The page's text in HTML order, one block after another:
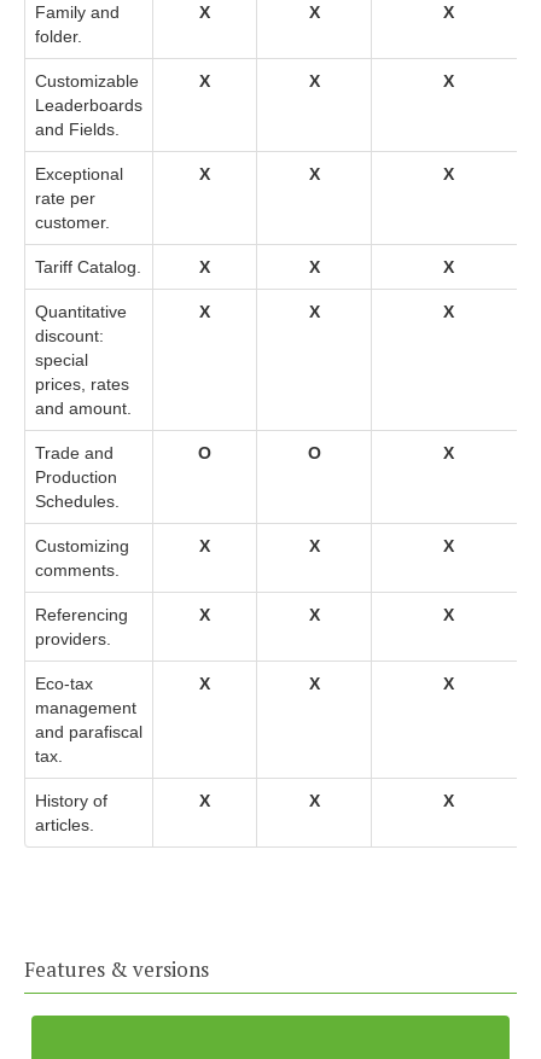
Family and
folder.
X X X
Customizable
Leaderboards
and Fields.
X X X
Exceptional
rate per
customer.
X X X
Tariff Catalog. X X X
Quantitative
discount:
special
prices, rates
and amount.
X X X
Trade and
Production
Schedules.
O O X
Customizing
comments.
X X X
Referencing
providers.
X X X
Eco-tax
management
and parafiscal
tax.
X X X
History of
articles.
X X X
Features & versions